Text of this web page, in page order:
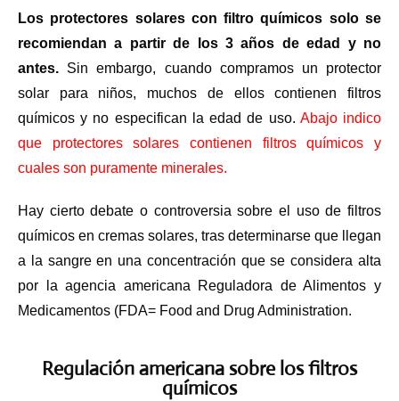
Los protectores solares con filtro químicos solo se
recomiendan a partir de los 3 años de edad y no
antes. Sin embargo, cuando compramos un protector
solar para niños, muchos de ellos contienen filtros
químicos y no especifican la edad de uso. Abajo indico
que protectores solares contienen filtros químicos y
cuales son puramente minerales.
Hay cierto debate o controversia sobre el uso de filtros
químicos en cremas solares, tras determinarse que llegan
a la sangre en una concentración que se considera alta
por la agencia americana Reguladora de Alimentos y
Medicamentos (FDA= Food and Drug Administration.
Regulación americana sobre los filtros
químicos